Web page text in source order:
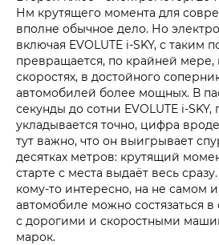
Нм крутящего момента для
вполне обычное дело. Но
включая EVOLUTE i‑SKY, с таким
превращается, по крайней мере,
скоростях, в достойного
автомобилей более мощных. В
секунды до сотни EVOLUTE
укладывается точно, цифра
тут важно, что он выигрывает
десятках метров: крутящий
старте с места выдаёт весь
кому-то интересно, на не самом
автомобиле можно состязаться
с дорогими и скоростными
марок.